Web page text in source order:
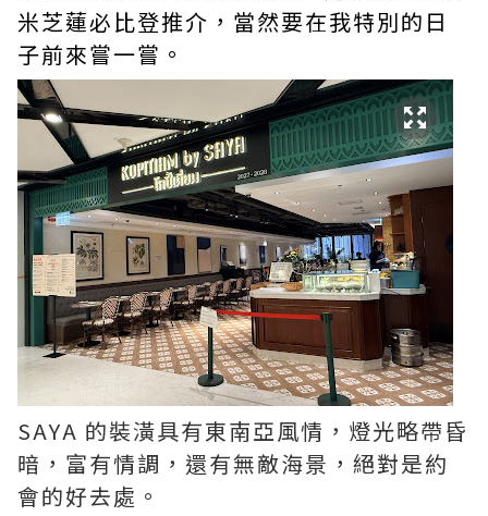
米芝蓮必比登推介，當然要在我特別的日
子前來嘗一嘗。
SAYA 的裝潢具有東南亞風情，燈光略帶昏
暗，富有情調，還有無敵海景，絕對是約
會的好去處。